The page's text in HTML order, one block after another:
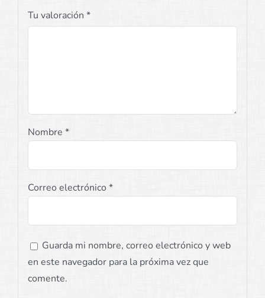
Tu valoración *
Nombre *
Correo electrónico*
Guarda mi nombre, correo electrónico y web
en este navegador para la próxima vez que
comente.